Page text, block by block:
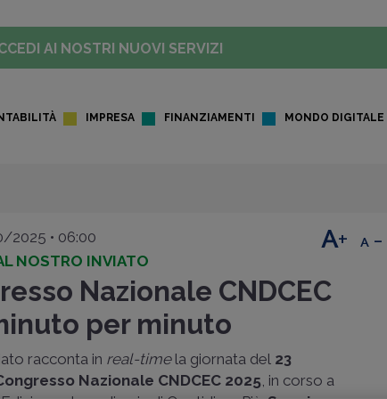
AI NOSTRI NUOVI SERVIZI
IMPRESA FINANZIAMENTI MONDO DIGITALE
2025 • 06:00
NOSTRO INVIATO
Nazionale CNDCEC
per minuto
racconta in real-timela giornata del 23
Nazionale CNDCEC 2025, in corso a
+ -